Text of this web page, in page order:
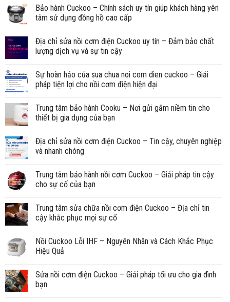
Bảo hành Cuckoo – Chính sách uy tín giúp khách hàng yên
tâm sử dụng đồng hồ cao cấp
Địa chỉ sửa nồi cơm điện Cuckoo uy tín – Đảm bảo chất
lượng dịch vụ và sự tin cậy
Sự hoàn hảo của sua chua noi com dien cuckoo – Giải
pháp tiện lợi cho nồi cơm điện hiện đại
Trung tâm bảo hành Cooku – Nơi gửi gắm niềm tin cho
thiết bị gia dụng của bạn
Địa chỉ sửa nồi cơm điện Cuckoo – Tin cậy, chuyên nghiệp
và nhanh chóng
Trung tâm bảo hành nồi cơm Cuckoo – Giải pháp tin cậy
cho sự cố của bạn
Trung tâm sửa chữa nồi cơm điện Cuckoo – Địa chỉ tin
cậy khắc phục mọi sự cố
Nồi Cuckoo Lỗi IHF – Nguyên Nhân và Cách Khắc Phục
Hiệu Quả
Sửa nồi cơm điện Cuckoo – Giải pháp tối ưu cho gia đình
bạn